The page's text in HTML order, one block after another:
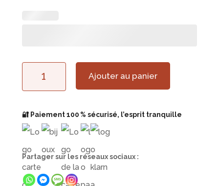
de
Bijoux
Ajouter au panier
🔐 Paiement 100 % sécurisé, l’esprit tranquille
Partager sur les réseaux sociaux :